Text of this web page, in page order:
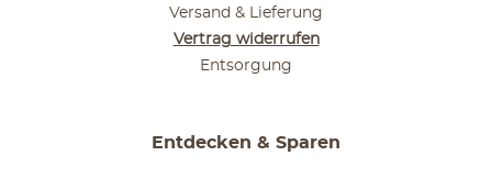
Versand & Lieferung
Vertrag widerrufen
Entsorgung
Entdecken & Sparen